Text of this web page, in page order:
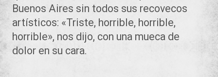
Buenos Aires sin todos sus recovecos
artísticos: «Triste, horrible, horrible,
horrible», nos dijo, con una mueca de
dolor en su cara.